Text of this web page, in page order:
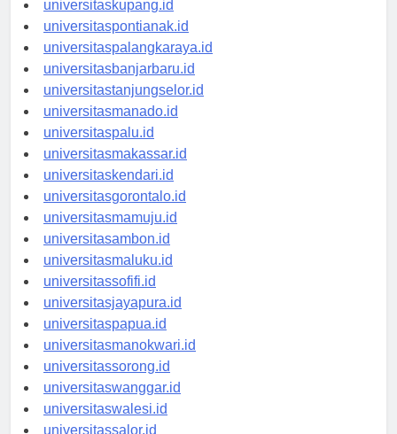
universitaskupang.id
universitaspontianak.id
universitaspalangkaraya.id
universitasbanjarbaru.id
universitastanjungselor.id
universitasmanado.id
universitaspalu.id
universitasmakassar.id
universitaskendari.id
universitasgorontalo.id
universitasmamuju.id
universitasambon.id
universitasmaluku.id
universitassofifi.id
universitasjayapura.id
universitaspapua.id
universitasmanokwari.id
universitassorong.id
universitaswanggar.id
universitaswalesi.id